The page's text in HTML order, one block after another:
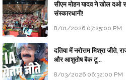
सीएम मोहन यादव ने खोल दओ
संस्कारधानी!
8/01/2026 07:25:00 PM
दतिया में नरोत्तम मिश्रा जीते,
और आशुतोष बैक टू...
8/03/2026 06:32:00 PM